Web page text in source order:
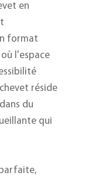
en
format
l'espace
réside
du
qui